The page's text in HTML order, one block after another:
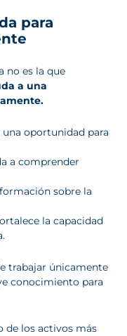
para
no es la que
a una
oportunidad para
a comprender
sobre la
la capacidad
trabajar únicamente
conocimiento para
de los activos más